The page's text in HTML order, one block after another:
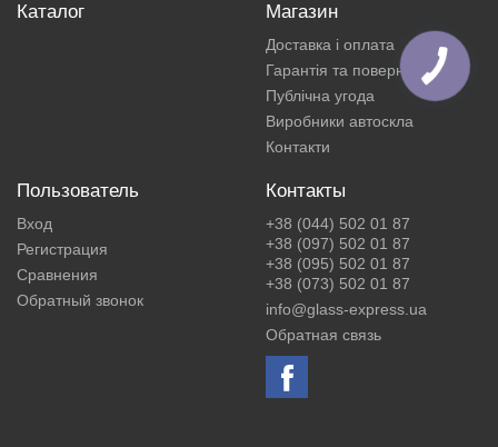
Каталог Магазин
Доставка і оплата
Гарантія та повернення
Публічна угода
Виробники автоскла
Контакти
Пользователь
Вход
Регистрация
Сравнения
Обратный звонок
Контакты
+38 (044) 502 01 87
+38 (097) 502 01 87
+38 (095) 502 01 87
+38 (073) 502 01 87
info@glass-express.ua
Обратная связь